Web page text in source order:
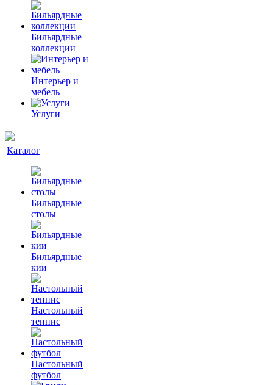
Бильярдные
коллекции
Интерьер и
мебель
Услуги
Каталог
Бильярдные
столы
Бильярдные
кии
Настольный
теннис
Настольный
футбол